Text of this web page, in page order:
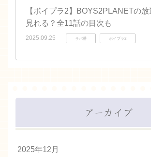
【ボイプラ2】BOYS2PLANETの
見れる？全11話の目次も
2025.09.25 サバ番 ボイプラ2
アーカイブ
2025年12月